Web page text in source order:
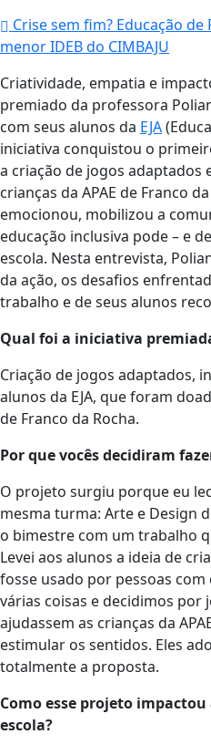
Crise sem fim? Educação
menor IDEB do CIMBAJU
Criatividade, empatia e
premiado da professora
com seus alunos da EJA
iniciativa conquistou o
a criação de jogos adaptados
crianças da APAE de Franco
emocionou, mobilizou a
educação inclusiva pode – e
escola. Nesta entrevista,
da ação, os desafios
trabalho e de seus alunos
Qual foi a iniciativa
Criação de jogos adaptados,
alunos da EJA, que foram
de Franco da Rocha.
Por que vocês decidiram
O projeto surgiu porque eu
mesma turma: Arte e Design
o bimestre com um trabalho
Levei aos alunos a ideia de
fosse usado por pessoas
várias coisas e decidimos por
ajudassem as crianças da
estimular os sentidos. Eles
totalmente a proposta.
Como esse projeto
escola?